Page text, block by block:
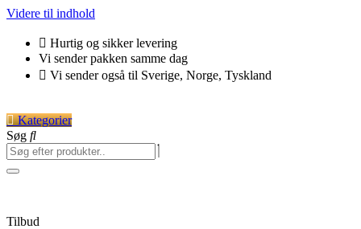
Videre til indhold
Hurtig og sikker levering
Vi sender pakken samme dag
Vi sender også til Sverige, Norge, Tyskland
Kategorier
Søg
Tilbud